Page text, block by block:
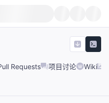
Requests 项目讨论 Wiki